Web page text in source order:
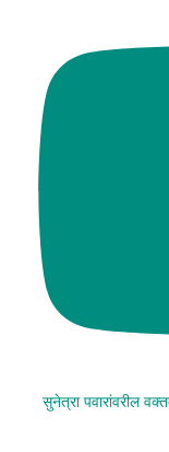
सुनेत्रा पवारांवरील